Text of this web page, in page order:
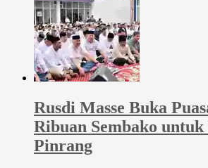
Rusdi Masse Buka
Ribuan Sembako
Pinrang